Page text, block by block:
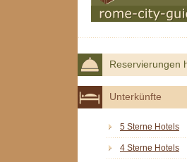
Reservierungen
Unterkünfte
5 Sterne Hotels
4 Sterne Hotels